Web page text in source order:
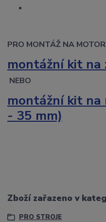
PRO MONTÁŽ NA
montážní kit na
NEBO
montážní kit
- 35 mm)
Zboží zařazeno v
PRO STROJE